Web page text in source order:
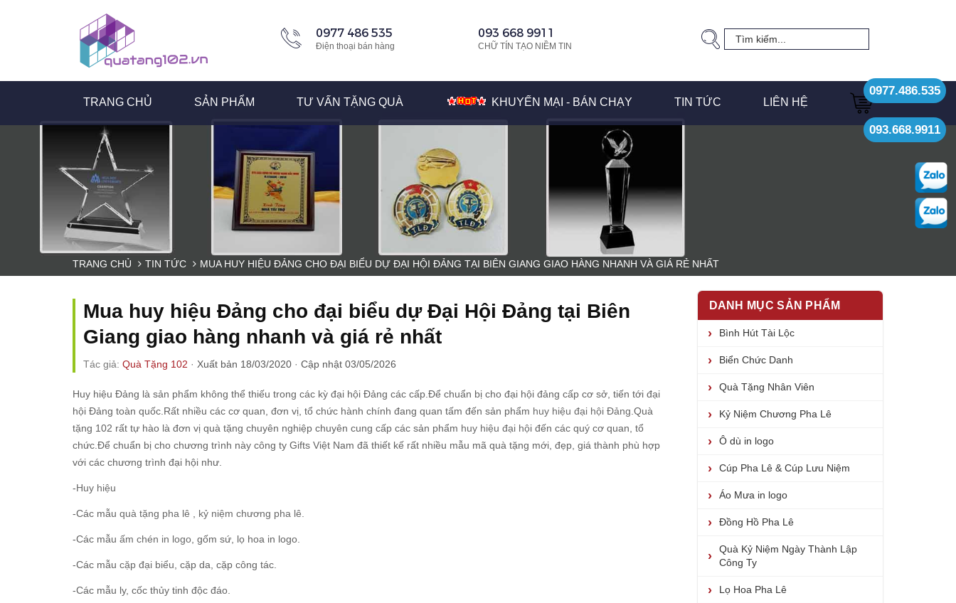
0977 486 535
Điện thoại bán hàng
093 668 9911
CHỮ TÍN TẠO NIỀM TIN
TRANG CHỦ SẢN PHẨM TƯ VẤN TẶNG QUÀ KHUYẾN MẠI - BÁN CHẠY TIN TỨC LIÊN HỆ
0977.486.535
093.668.9911
TRANG CHỦ TIN TỨC MUA HUY HIỆU ĐẢNG CHO ĐẠI BIỂU DỰ ĐẠI HỘI ĐẢNG TẠI BIÊN GIANG GIAO HÀNG NHANH VÀ GIÁ RẺ NHẤT
Mua huy hiệu Đảng cho đại biểu dự Đại Hội Đảng tại Biên
Giang giao hàng nhanh và giá rẻ nhất
Tác giả: Quà Tặng 102 · Xuất bản 18/03/2020 · Cập nhật 03/05/2026
Huy hiệu Đảng là sản phẩm không thể thiếu trong các kỳ đại hội Đảng các cấp.Để chuẩn bị cho đại hội đảng cấp cơ sở, tiến tới đại
hội Đảng toàn quốc.Rất nhiều các cơ quan, đơn vị, tổ chức hành chính đang quan tấm đến sản phẩm huy hiệu đại hội Đảng .Quà
tặng 102 rất tự hào là đơn vị quà tặng chuyên nghiệp chuyên cung cấp các sản phẩm huy hiệu đại hội đến các quý cơ quan, tổ
chức.Để chuẩn bị cho chương trình này công ty Gifts Việt Nam đã thiết kế rất nhiều mẫu mã quà tặng mới, đẹp, giá thành phù hợp
với các chương trình đại hội như.
-Huy hiệu
-Các mẫu quà tặng pha lê kỷ niệm chương pha lê.
-Các mẫu ấm chén in logo , gốm sứ, lọ hoa in logo.
-Các mẫu cặp đại biểu , cặp da, cặp công tác.
-Các mẫu ly, cốc thủy tinh độc đáo.
DANH MỤC SẢN PHẨM
Bình Hút Tài Lộc
Biển Chức Danh
Quà Tặng Nhân Viên
Kỷ Niệm Chương Pha Lê
Ô dù in logo
Cúp Pha Lê & Cúp Lưu Niệm
Áo Mưa in logo
Đồng Hồ Pha Lê
Quà Kỷ Niệm Ngày Thành Lập
Công Ty
Lọ Hoa Pha Lê